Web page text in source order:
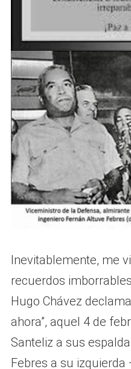
Inevitablemente, me
recuerdos
Hugo Chávez
ahora”, aquel 4 de
Santeliz a sus
Febres a su